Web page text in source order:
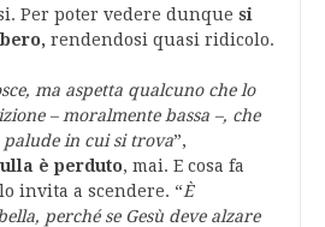
Per poter vedere dunque si
rendendosi quasi ridicolo.
ma aspetta qualcuno che lo
– moralmente bassa –, che
in cui si trova”,
è perduto, mai. E cosa fa
invita a scendere. “È
perché se Gesù deve alzare